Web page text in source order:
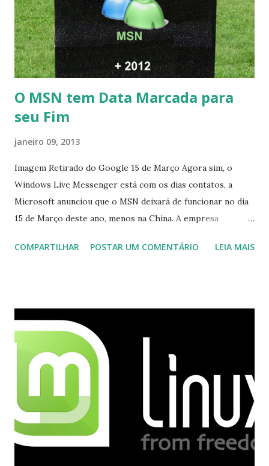
O MSN tem Data Marcada para
seu Fim
janeiro 09, 2013
Imagem Retirado do Google 15 de Março Agora sim, o
Windows Live Messenger está com os dias contatos, a
Microsoft anunciou que o MSN deixará de funcionar no dia
15 de Março deste ano, menos na China. A empresa
integrado com o serviço do MSN, segundo a empresa, os
o Windows Live (assim como muitos profissionais de TI) ,
mesmo na versão para Linux, claro, sempre existem outras
opções e o Pidgin, que se mostra como opção.
COMPARTILHAR POSTAR UM COMENTÁRIO LEIA MAIS